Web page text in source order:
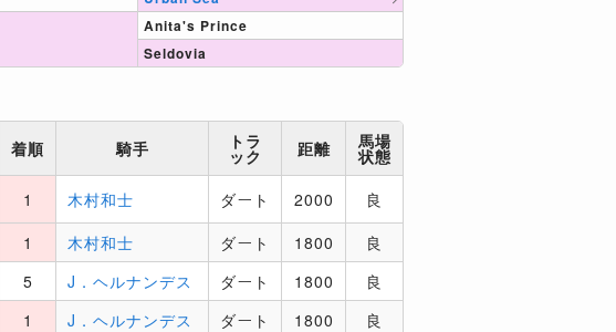
Anita's Prince
Seldovia
着順 騎手 トラ
ック 距離 馬場
状態
1 木村和士 ダート 2000
良
1 木村和士 ダート 1800
良
5 J．ヘルナンデス ダート 1800
良
1 J．ヘルナンデス ダート 1800
良